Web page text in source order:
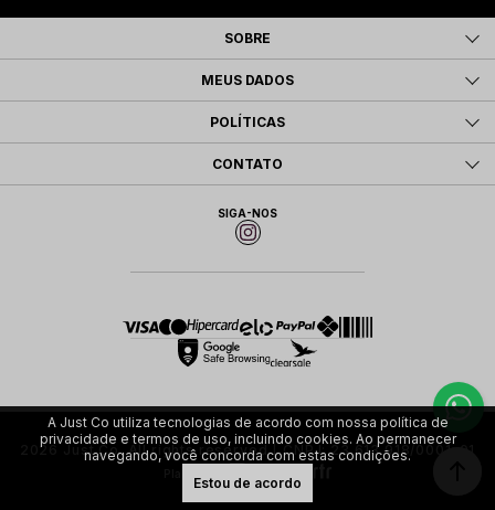
SOBRE
MEUS DADOS
POLÍTICAS
CONTATO
SIGA-NOS
2026 Just Co. All rights reserved | CNPJ: 23.613.918/0001-01
A Just Co utiliza tecnologias de acordo com nossa política de
privacidade e termos de uso, incluindo cookies. Ao permanecer
navegando, você concorda com estas condições.
Estou de acordo